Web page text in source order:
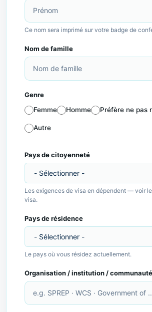
Ce nom sera imprimé sur votre badge de
Nom de famille
Genre
Femme
Homme Préfère ne pas
Autre
Page d'accueil
Pays de citoyenneté
Les exigences de visa en dépendent — voir
visa.
Pays de résidence
Le pays où vous résidez actuellement.
Organisation / institution / communauté